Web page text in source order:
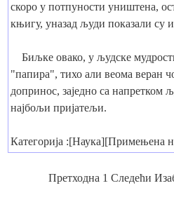
скоро у потпуности уништена,
књигу, уназад људи показали су
Биљке овако, у људске
"папира", тихо али веома веран
допринос, заједно са напретком
најбољи пријатељи.
Категорија :[Наука][Примењена
Претходна 1 Следећи